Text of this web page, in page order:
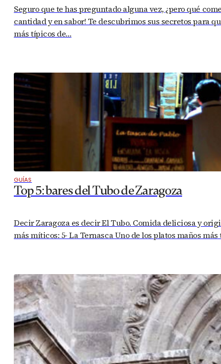
Seguro que te has preguntado alguna vez, ¿pero qué
cantidad y en sabor! Te descubrimos sus secretos para
más típicos de…
GUÍAS
Top 5: bares del Tubo de Zaragoza
Decir Zaragoza es decir El Tubo. Comida deliciosa y
más míticos: 5- La Ternasca Uno de los platos maños